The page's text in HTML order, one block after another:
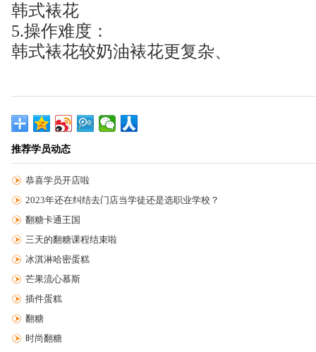
韩式裱花
5.操作难度：
韩式裱花较奶油裱花更复杂、
推荐学员动态
恭喜学员开店啦
2023年还在纠结去门店当学徒还是选职业学校？
翻糖卡通王国
三天的翻糖课程结束啦
冰淇淋哈密蛋糕
芒果流心慕斯
插件蛋糕
翻糖
时尚翻糖